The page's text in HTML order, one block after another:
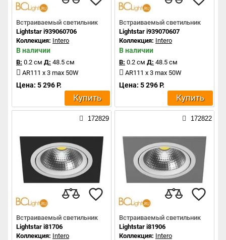
Встраиваемый светильник
Lightstar i939060706
Коллекция: Intero
В наличии
В: 0.2 см Д: 48.5 см
AR111 x 3 max 50W
Цена: 5 296 Р.
Купить
Встраиваемый светильник
Lightstar i939070607
Коллекция: Intero
В наличии
В: 0.2 см Д: 48.5 см
AR111 x 3 max 50W
Цена: 5 296 Р.
Купить
172829
Встраиваемый светильник
Lightstar i81706
Коллекция: Intero
172822
Встраиваемый светильник
Lightstar i81906
Коллекция: Intero